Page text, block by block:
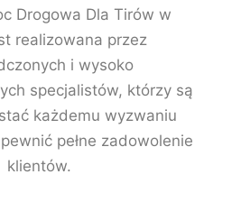
Drogowa Dla Tirów w
realizowana przez
i wysoko
specjalistów, którzy są
każdemu wyzwaniu
pełne zadowolenie
klientów.